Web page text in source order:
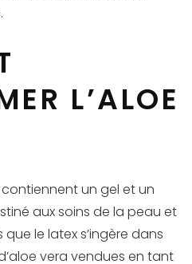
L’ALOE
contiennent un gel et un
aux soins de la peau et
le latex s’ingère dans
vera vendues en tant